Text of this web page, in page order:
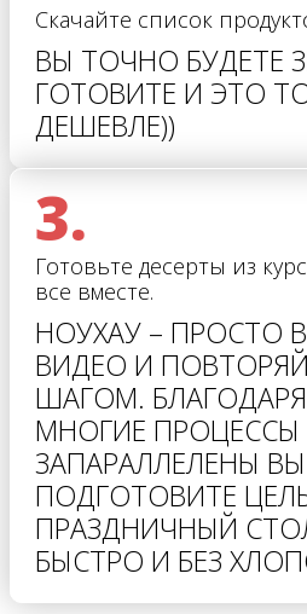
Скачайте список
ВЫ ТОЧНО БУДЕТЕ
ГОТОВИТЕ И ЭТО
ДЕШЕВЛЕ))
3.
Готовьте десерты из
все вместе.
НОУХАУ – ПРОСТО
ВИДЕО И
ШАГОМ.
МНОГИЕ ПРОЦЕССЫ
ЗАПАРАЛЛЕЛЕНЫ ВЫ
ПОДГОТОВИТЕ
ПРАЗДНИЧНЫЙ
БЫСТРО И БЕЗ